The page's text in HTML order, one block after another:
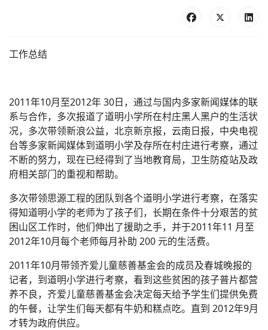
工作总结
2011年10月至2012年 30日，通过与国内多家新闻媒体的联
系与合作，多次报道了道明小学所在村庄黑人黑户的生活状
况，多次带领新浪公益，北京新京报，云南日报，中央电视
台等多家新闻媒体到道明小学及存所在村庄进行考察，通过
不断的努力，现在已经得到了当地教育局，卫生防疫站及政
府相关部门的重视和帮助。
多次带领思源工程的团队到各个道明小学进行考察，在落实
得知道明小学的老师为了孩子们，长期在条件十分艰苦的贫
困山区工作时，他们伸出了援助之手，并于2011年11 月至
2012年10月每个老师每月补助 200 元的生活费。
2011年10月带领齐爱儿童慈善基金会的成员及春城晚报的
记者，到道明小学进行考察，看到这些贫困的孩子普片都营
养不良，齐爱儿童慈善基金会决定每天给予学生们提供免费
的午餐，让学生们每天都有牛奶和糕点吃。直到 2012年9月
才转为政府供应。